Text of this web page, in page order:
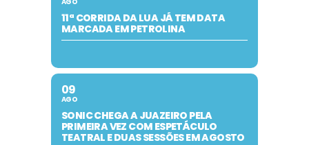
11ª CORRIDA DA LUA JÁ TEM DATA
MARCADA EM PETROLINA
09
AGO
SONIC CHEGA A JUAZEIRO PELA
PRIMEIRA VEZ COM ESPETÁCULO
TEATRAL E DUAS SESSÕES EM AGOSTO